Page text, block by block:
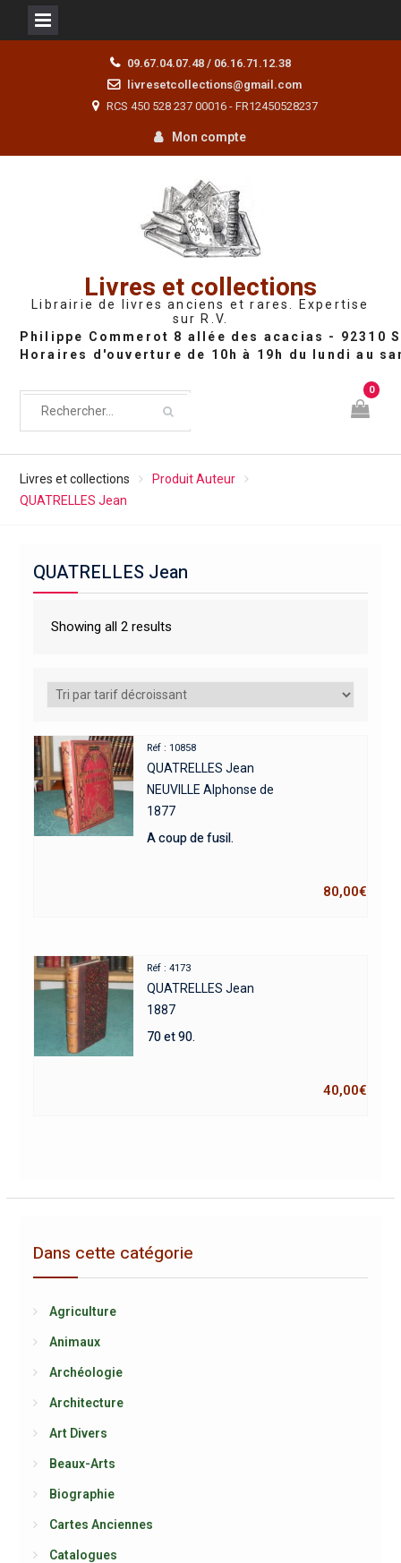
09.67.04.07.48 / 06.16.71.12.38
livresetcollections@gmail.com
RCS 450 528 237 00016 - FR12450528237
Mon compte
Livres et collections
Librairie de livres anciens et rares. Expertise
sur R.V.
0
Livres et collections
Produit Auteur
QUATRELLES Jean
QUATRELLES Jean
Showing all 2 results
Réf : 10858
QUATRELLES Jean
NEUVILLE Alphonse de
1877
A coup de fusil.
80,00€
Réf : 4173
QUATRELLES Jean
1887
70 et 90.
40,00€
Dans cette catégorie
Agriculture
Animaux
Archéologie
Architecture
Art Divers
Beaux-Arts
Biographie
Cartes Anciennes
Catalogues